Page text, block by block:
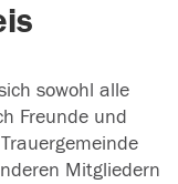
sowohl alle
Freunde und
Mitgliedern